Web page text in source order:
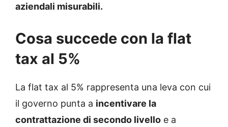
aziendali misurabili.
Cosa succede con la flat
tax al 5%
La flat tax al 5% rappresenta una leva con cui
il governo punta a incentivare la
contrattazione di secondo livello e a